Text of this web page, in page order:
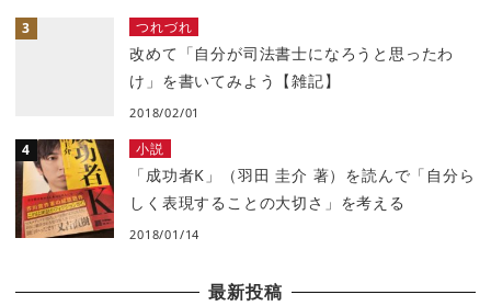
つれづれ
改めて「自分が司法書士になろうと思ったわ
け」を書いてみよう【雑記】
2018/02/01
小説
「成功者K」（羽田 圭介 著）を読んで「自分ら
しく表現することの大切さ」を考える
2018/01/14
最新投稿